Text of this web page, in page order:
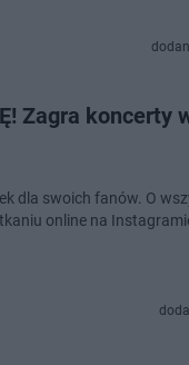
Zagra koncerty
dla swoich fanów. O
online na